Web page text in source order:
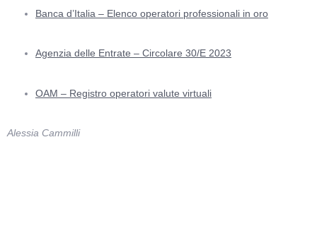
Banca d’Italia – Elenco operatori professionali in oro
Agenzia delle Entrate – Circolare 30/E 2023
OAM – Registro operatori valute virtuali
Alessia Cammilli